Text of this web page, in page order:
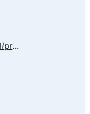
https://www.mailerlite.com/legal/privacy-policy